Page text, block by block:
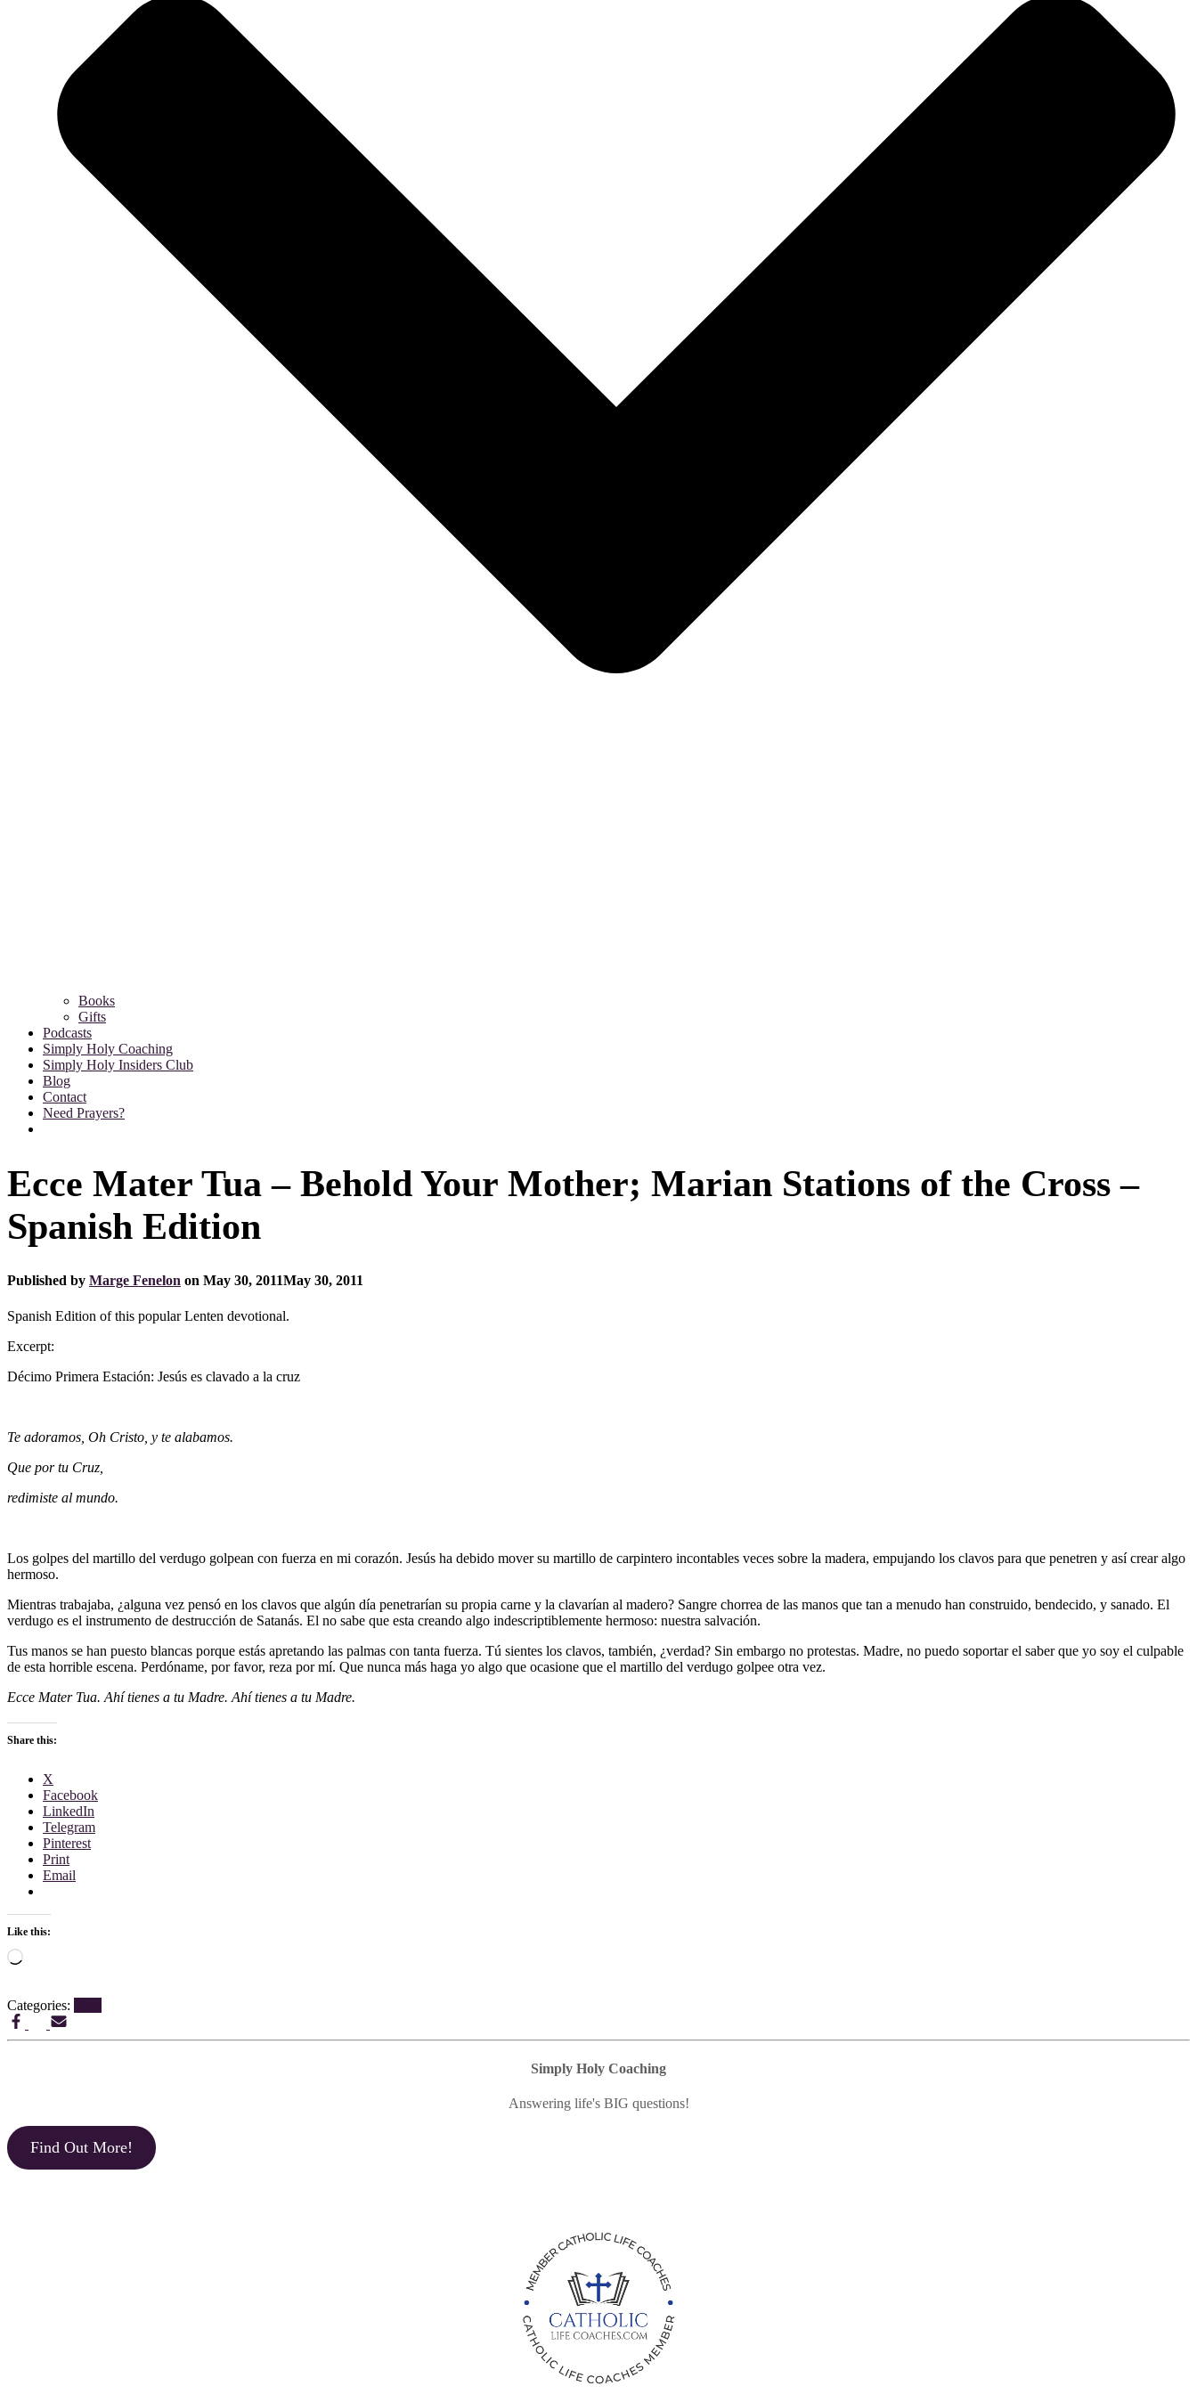
Books
Gifts
Podcasts
Simply Holy Coaching
Simply Holy Insiders Club
Blog
Contact
Need Prayers?
Ecce Mater Tua – Behold Your Mother; Marian Stations of the Cross –
Spanish Edition
Published by Marge Fenelon on May 30, 2011May 30, 2011
Spanish Edition of this popular Lenten devotional.
Excerpt:
Décimo Primera Estación: Jesús es clavado a la cruz
Te adoramos, Oh Cristo, y te alabamos.
Que por tu Cruz,
redimiste al mundo.
Los golpes del martillo del verdugo golpean con fuerza en mi corazón. Jesús ha debido mover su martillo de carpintero incontables veces sobre la madera, empujando los clavos para que penetren y así crear algo
hermoso.
Mientras trabajaba, ¿alguna vez pensó en los clavos que algún día penetrarían su propia carne y la clavarían al madero? Sangre chorrea de las manos que tan a menudo han construido, bendecido, y sanado. El
verdugo es el instrumento de destrucción de Satanás. El no sabe que esta creando algo indescriptiblemente hermoso: nuestra salvación.
Tus manos se han puesto blancas porque estás apretando las palmas con tanta fuerza. Tú sientes los clavos, también, ¿verdad? Sin embargo no protestas. Madre, no puedo soportar el saber que yo soy el culpable
de esta horrible escena. Perdóname, por favor, reza por mí. Que nunca más haga yo algo que ocasione que el martillo del verdugo golpee otra vez.
Ecce Mater Tua. Ahí tienes a tu Madre. Ahí tienes a tu Madre.
Share this:
X
Facebook
LinkedIn
Telegram
Pinterest
Print
Email
Like this:
Loading…
Categories:
Simply Holy Coaching
Answering life's BIG questions!
Find Out More!